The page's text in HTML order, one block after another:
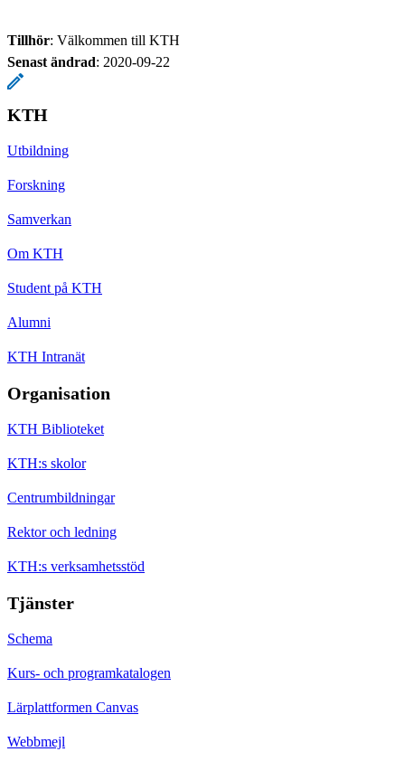
Tillhör: Välkommen till KTH
Senast ändrad: 2020-09-22
KTH
Utbildning
Forskning
Samverkan
Om KTH
Student på KTH
Alumni
KTH Intranät
Organisation
KTH Biblioteket
KTH:s skolor
Centrumbildningar
Rektor och ledning
KTH:s verksamhetsstöd
Tjänster
Schema
Kurs- och programkatalogen
Lärplattformen Canvas
Webbmejl